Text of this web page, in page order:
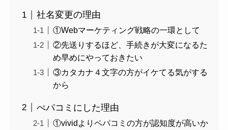
社名変更の理由
①Webマーケティング戦略の一環として
②先送りするほど、手続きが大変になるた
め早めにやっておきたい
③カタカナ４文字の方がイケてる気がする
から
ぺパコミにした理由
①vividよりペパコミの方が認知度が高いか